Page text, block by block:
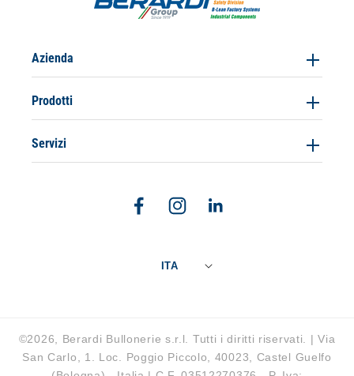
Azienda
Prodotti
Servizi
FacebookInstagramLinkedin
ITA
©2026, Berardi Bullonerie s.r.l. Tutti i diritti riservati. | Via
San Carlo, 1. Loc. Poggio Piccolo, 40023, Castel Guelfo